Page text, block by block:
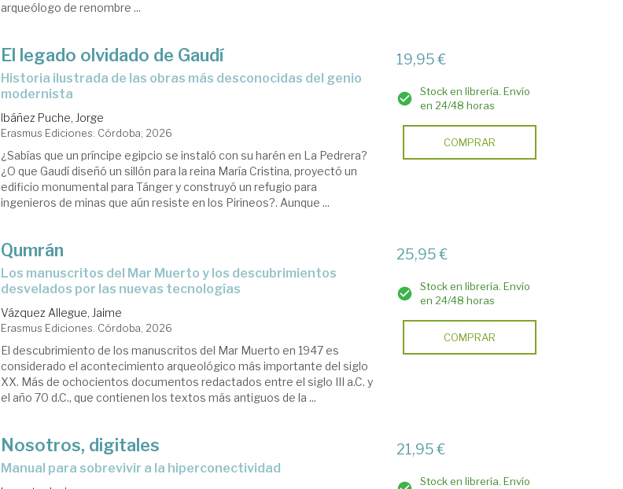
arqueólogo de renombre ...
El legado olvidado de Gaudí
Historia ilustrada de las obras más desconocidas del genio
modernista
Ibáñez Puche, Jorge
Erasmus Ediciones. Córdoba, 2026
¿Sabías que un príncipe egipcio se instaló con su harén en La Pedrera?
¿O que Gaudí diseñó un sillón para la reina María Cristina, proyectó un
edificio monumental para Tánger y construyó un refugio para
ingenieros de minas que aún resiste en los Pirineos?. Aunque ...
19,95 €
Stock en librería. Envío
en 24/48 horas
COMPRAR
Qumrán
Los manuscritos del Mar Muerto y los descubrimientos
desvelados por las nuevas tecnologías
Vázquez Allegue, Jaime
Erasmus Ediciones. Córdoba, 2026
El descubrimiento de los manuscritos del Mar Muerto en 1947 es
considerado el acontecimiento arqueológico más importante del siglo
XX. Más de ochocientos documentos redactados entre el siglo III a.C. y
el año 70 d.C., que contienen los textos más antiguos de la ...
25,95 €
Stock en librería. Envío
en 24/48 horas
COMPRAR
Nosotros, digitales
Manual para sobrevivir a la hiperconectividad
21,95 €
Stock en librería. Envío